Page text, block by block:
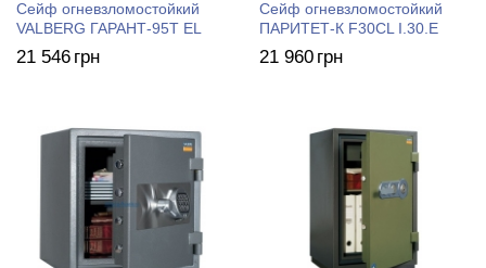
Сейф огневзломостойкий
VALBERG ГАРАНТ-95Т EL
21 546 грн
Сейф огневзломостойкий
ПАРИТЕТ-К F30CL I.30.E
21 960 грн